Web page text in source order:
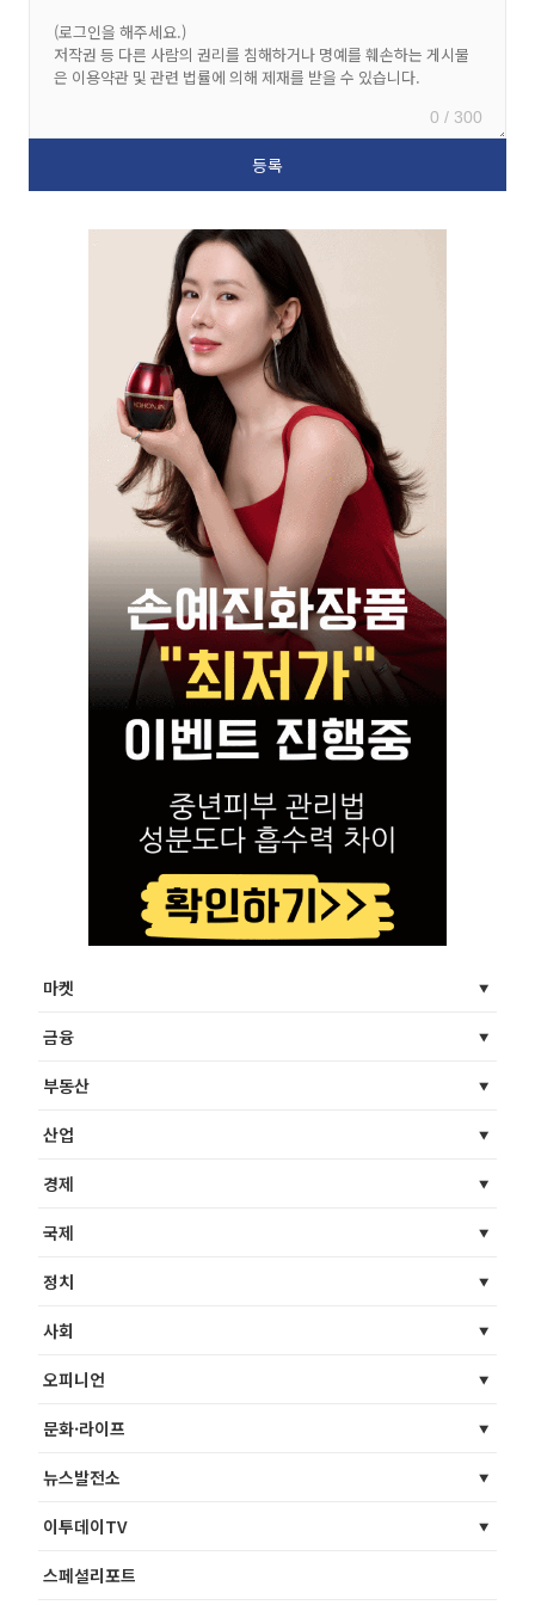
0 / 300
마켓
금융
부동산
산업
경제
국제
정치
사회
오피니언
문화·라이프
뉴스발전소
이투데이TV
스페셜리포트